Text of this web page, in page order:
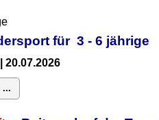
für 3 - 6 jährige
20.07.2026
...